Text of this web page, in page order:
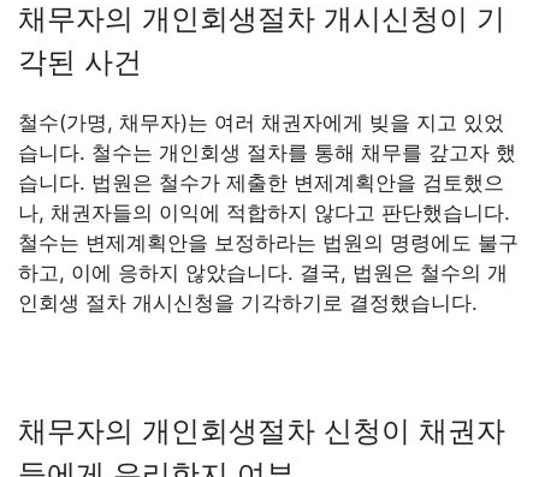
채무자의 개인회생절차 개시신청이 기
각된 사건
철수(가명, 채무자)는 여러 채권자에게 빚을 지고 있었
습니다. 철수는 개인회생 절차를 통해 채무를 갚고자 했
습니다. 법원은 철수가 제출한 변제계획안을 검토했으
나, 채권자들의 이익에 적합하지 않다고 판단했습니다.
철수는 변제계획안을 보정하라는 법원의 명령에도 불구
하고, 이에 응하지 않았습니다. 결국, 법원은 철수의 개
인회생 절차 개시신청을 기각하기로 결정했습니다.
채무자의 개인회생절차 신청이 채권자